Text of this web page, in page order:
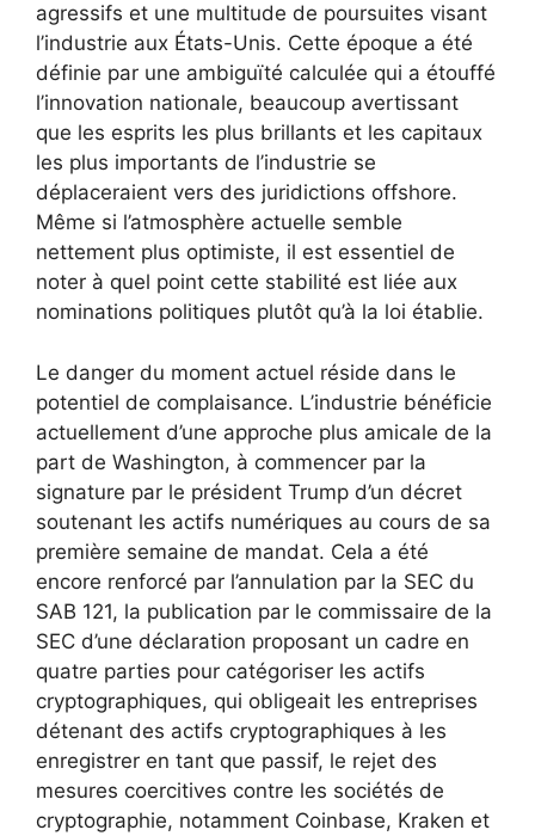
agressifs et une multitude de poursuites visant
l’industrie aux États-Unis. Cette époque a été
définie par une ambiguïté calculée qui a étouffé
l’innovation nationale, beaucoup avertissant
que les esprits les plus brillants et les capitaux
les plus importants de l’industrie se
déplaceraient vers des juridictions offshore.
Même si l’atmosphère actuelle semble
nettement plus optimiste, il est essentiel de
noter à quel point cette stabilité est liée aux
nominations politiques plutôt qu’à la loi établie.
Le danger du moment actuel réside dans le
potentiel de complaisance. L’industrie bénéficie
actuellement d’une approche plus amicale de la
part de Washington, à commencer par la
signature par le président Trump d’un décret
soutenant les actifs numériques au cours de sa
première semaine de mandat. Cela a été
encore renforcé par l’annulation par la SEC du
SAB 121, la publication par le commissaire de la
SEC d’une déclaration proposant un cadre en
quatre parties pour catégoriser les actifs
cryptographiques, qui obligeait les entreprises
détenant des actifs cryptographiques à les
enregistrer en tant que passif, le rejet des
mesures coercitives contre les sociétés de
cryptographie, notamment Coinbase, Kraken et